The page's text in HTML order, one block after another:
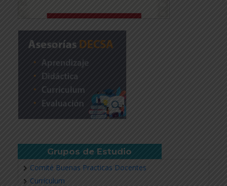
Grupos de Estudio
Comité Buenas Practicas Docentes
Currículum
Revisar más información